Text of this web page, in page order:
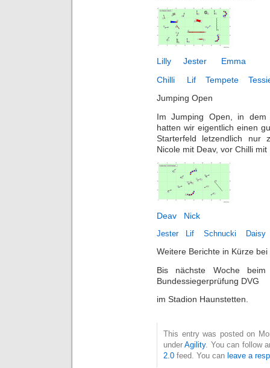
Lilly Jester
Emma
Chilli
Lif Tempete
Jumping Open
Im Jumping Open, in dem
hatten wir eigentlich einen
Starterfeld letzendlich nur
Nicole mit Deav, vor Chilli
Deav Nick
Jester Lif Schnucki Daisy
Weitere Berichte in Kürze bei
Bis nächste Woche
Bundessiegerprüfung DVG
im Stadion Haunstetten.
This entry was posted on
underAgility. You can follow
2.0 feed. You can leave a